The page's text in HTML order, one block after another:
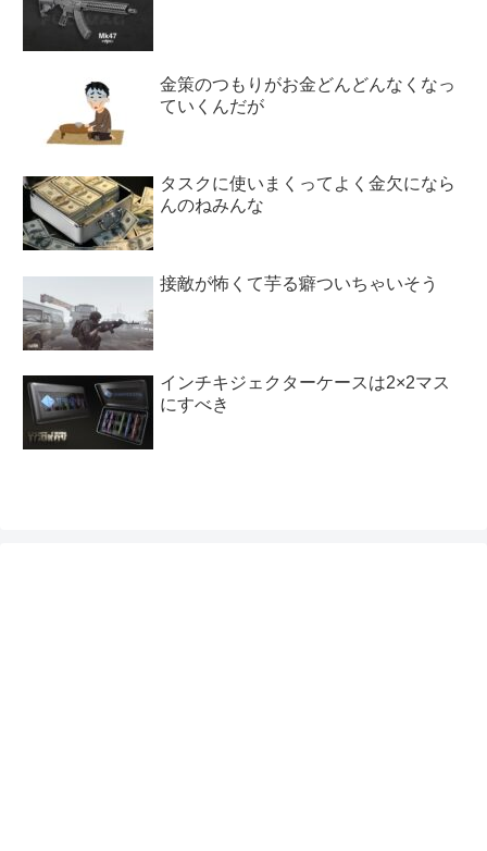
金策のつもりがお金どんどんなくなっ
ていくんだが
タスクに使いまくってよく金欠になら
んのねみんな
接敵が怖くて芋る癖ついちゃいそう
インチキジェクターケースは2×2マス
にすべき